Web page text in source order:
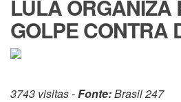
LULA ORGANIZA
GOLPE CONTRA
3743 visitas -Fonte:Brasil 247